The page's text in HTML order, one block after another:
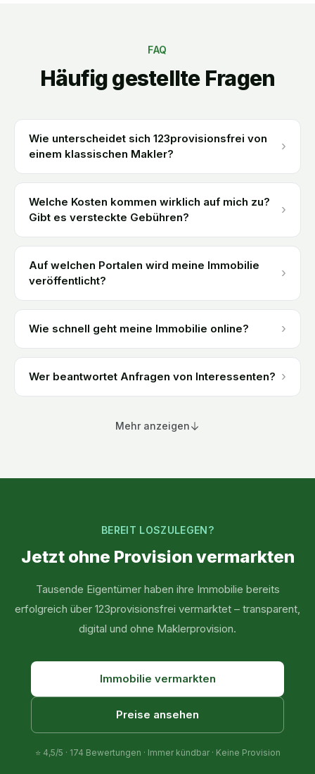
FAQ
Häufig gestellte Fragen
Wie unterscheidet sich 123provisionsfrei von
einem klassischen Makler?
›
Welche Kosten kommen wirklich auf mich zu?
Gibt es versteckte Gebühren?
›
Auf welchen Portalen wird meine Immobilie
veröffentlicht?
›
Wie schnell geht meine Immobilie online? ›
Wer beantwortet Anfragen von Interessenten? ›
Mehr anzeigen
BEREIT LOSZULEGEN?
Jetzt ohne Provision vermarkten
Tausende Eigentümer haben ihre Immobilie bereits
erfolgreich über 123provisionsfrei vermarktet – transparent,
digital und ohne Maklerprovision.
Immobilie vermarkten
Preise ansehen
⭐ 4,5/5 · 174 Bewertungen · Immer kündbar · Keine Provision